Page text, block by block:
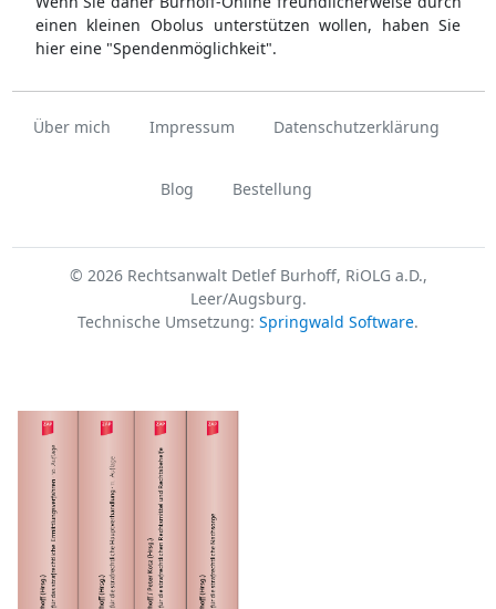
einen kleinen Obolus unterstützen wollen, haben Sie
hier eine "Spendenmöglichkeit".
Über mich Impressum Datenschutzerklärung
Blog Bestellung
© 2026 Rechtsanwalt Detlef Burhoff, RiOLG a.D.,
Leer/Augsburg.
Technische Umsetzung: Springwald Software.